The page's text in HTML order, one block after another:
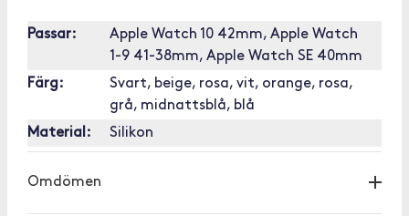
Passar:
Apple Watch 10 42mm, Apple Watch
1-9 41-38mm, Apple Watch SE 40mm
Färg:
Svart, beige, rosa, vit, orange, rosa,
grå, midnattsblå, blå
Material:
Silikon
Omdömen